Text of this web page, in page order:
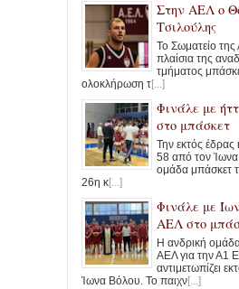
Στην ΑΕΛ ο
Τσιλούλης
Το Σωματείο
πλαίσια της
τμήματος
ολοκλήρωση τ[...]
Φινάλε με
στο μπάσκετ
Την εκτός
58 από τον
ομάδα μπάσκετ
26η κ[...]
Φινάλε με
ΑΕΛ στο
Η ανδρική
ΑΕΛ για την Α1
αντιμετωπίζει
Ίωνα Βόλου. Το παιχν[...]